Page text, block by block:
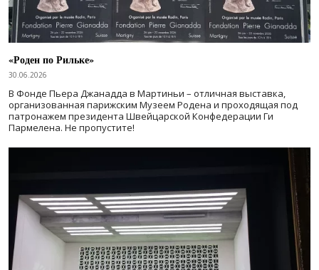
«Роден по Рильке»
30.06.2026
В Фонде Пьера Джанадда в Мартиньи – отличная выставка,
организованная парижским Музеем Родена и проходящая под
патронажем президента Швейцарской Конфедерации Ги
Пармелена. Не пропустите!